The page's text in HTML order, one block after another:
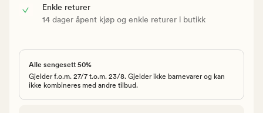
Enkle returer
14 dager åpent kjøp og enkle returer i butikk
Alle sengesett 50%
Gjelder f.o.m. 27/7 t.o.m. 23/8. Gjelder ikke barnevarer og kan
ikke kombineres med andre tilbud.